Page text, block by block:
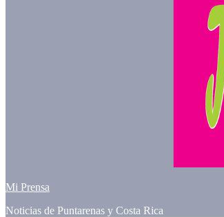
Mi Prensa
Noticias de Puntarenas y Costa Rica